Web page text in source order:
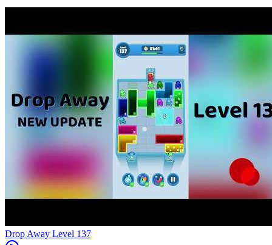
Level 137